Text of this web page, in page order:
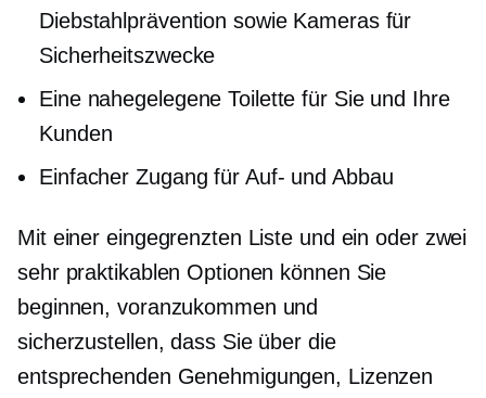
Diebstahlprävention sowie Kameras für
Sicherheitszwecke
Eine nahegelegene Toilette für Sie und Ihre
Kunden
Einfacher Zugang für Auf- und Abbau
Mit einer eingegrenzten Liste und ein oder zwei
sehr praktikablen Optionen können Sie
beginnen, voranzukommen und
sicherzustellen, dass Sie über die
entsprechenden Genehmigungen, Lizenzen